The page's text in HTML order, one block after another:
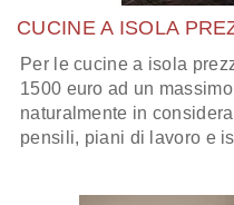
CUCINE A ISOLA
Per le cucine a isola
1500 euro ad un
naturalmente in
pensili, piani di lavoro e